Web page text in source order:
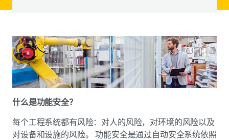
什么是功能安全？
每个工程系统都有风险：对人的风险，对环境的风险以及
对设备和设施的风险。 功能安全是通过自动安全系统依照